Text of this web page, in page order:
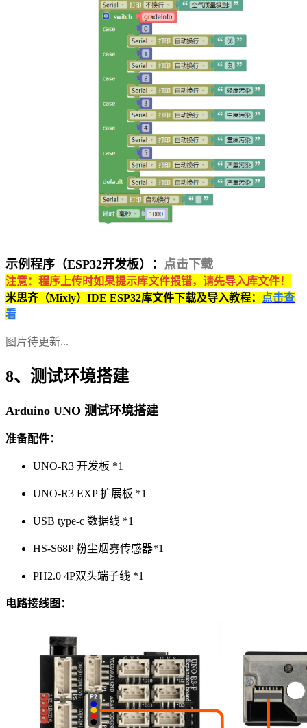
示例程序（ESP32开发板）： 点击下载
注意：程序上传时如果提示库文件报错，请先导入库文件！
米思齐（Mixly）IDE ESP32库文件下载及导入教程：
点击查
看
图片待更新...
8、测试环境搭建
Arduino UNO 测试环境搭建
准备配件：
UNO-R3 开发板 *1
UNO-R3 EXP 扩展板 *1
USB type-c 数据线 *1
HS-S68P 粉尘烟雾传感器*1
PH2.0 4P双头端子线 *1
电路接线图：